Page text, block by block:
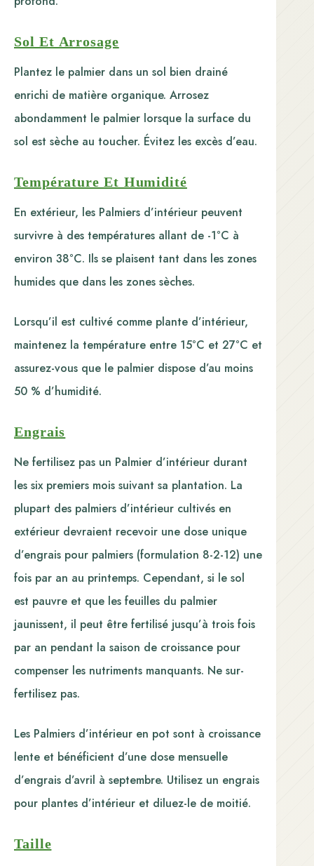
Sol Et Arrosage
Plantez le palmier dans un sol bien drainé
enrichi de matière organique. Arrosez
abondamment le palmier lorsque la surface du
sol est sèche au toucher. Évitez les excès d’eau.
Température Et Humidité
En extérieur, les Palmiers d’intérieur peuvent
survivre à des températures allant de -1°C à
environ 38°C. Ils se plaisent tant dans les zones
humides que dans les zones sèches.
Lorsqu’il est cultivé comme plante d’intérieur,
maintenez la température entre 15°C et 27°C et
assurez-vous que le palmier dispose d’au moins
50 % d’humidité.
Engrais
Ne fertilisez pas un Palmier d’intérieur durant
les six premiers mois suivant sa plantation. La
plupart des palmiers d’intérieur cultivés en
extérieur devraient recevoir une dose unique
d’engrais pour palmiers (formulation 8-2-12) une
fois par an au printemps. Cependant, si le sol
est pauvre et que les feuilles du palmier
jaunissent, il peut être fertilisé jusqu’à trois fois
par an pendant la saison de croissance pour
compenser les nutriments manquants. Ne sur-
fertilisez pas.
Les Palmiers d’intérieur en pot sont à croissance
lente et bénéficient d’une dose mensuelle
d’engrais d’avril à septembre. Utilisez un engrais
pour plantes d’intérieur et diluez-le de moitié.
Taille